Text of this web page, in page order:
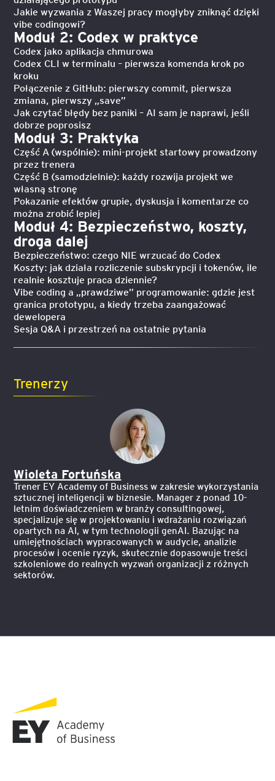
Jakie wyzwania z Waszej pracy mogłyby zniknąć dzięki
vibe codingowi?
Moduł 2: Codex w praktyce
Codex jako aplikacja chmurowa
Codex CLI w terminalu – pierwsza komenda krok po
kroku
Połączenie z GitHub: pierwszy commit, pierwsza
zmiana, pierwszy „save”
Jak czytać błędy bez paniki – AI sam je naprawi, jeśli
dobrze poprosisz
Moduł 3: Praktyka
Część A (wspólnie): mini-projekt startowy prowadzony
przez trenera
Część B (samodzielnie): każdy rozwija projekt we
własną stronę
Pokazanie efektów grupie, dyskusja i komentarze co
można zrobić lepiej
Moduł 4: Bezpieczeństwo, koszty,
droga dalej
Bezpieczeństwo: czego NIE wrzucać do Codex
Koszty: jak działa rozliczenie subskrypcji i tokenów, ile
realnie kosztuje praca dziennie?
Vibe coding a „prawdziwe” programowanie: gdzie jest
granica prototypu, a kiedy trzeba zaangażować
dewelopera
Sesja Q&A i przestrzeń na ostatnie pytania
Trenerzy
Wioleta Fortuńska
Trener EY Academy of Business w zakresie wykorzystania
sztucznej inteligencji w biznesie. Manager z ponad 10-
letnim doświadczeniem w branży consultingowej,
specjalizuje się w projektowaniu i wdrażaniu rozwiązań
opartych na AI, w tym technologii genAI. Bazując na
umiejętnościach wypracowanych w audycie, analizie
procesów i ocenie ryzyk, skutecznie dopasowuje treści
szkoleniowe do realnych wyzwań organizacji z różnych
sektorów.